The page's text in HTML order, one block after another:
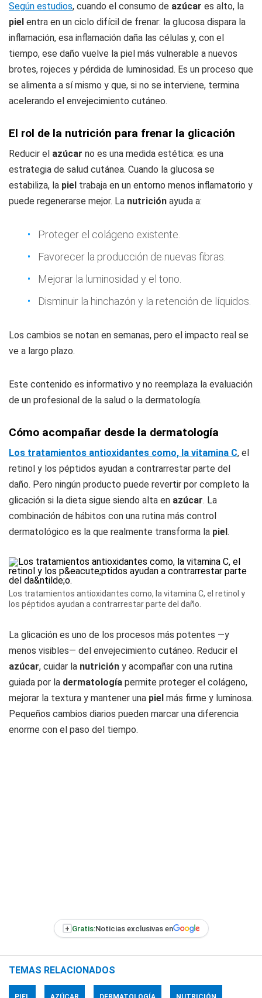
Según estudios, cuando el consumo de azúcar es alto, la
piel entra en un ciclo difícil de frenar: la glucosa dispara la
inflamación, esa inflamación daña las células y, con el
tiempo, ese daño vuelve la piel más vulnerable a nuevos
brotes, rojeces y pérdida de luminosidad. Es un proceso que
se alimenta a sí mismo y que, si no se interviene, termina
acelerando el envejecimiento cutáneo.
El rol de la nutrición para frenar la glicación
Reducir el azúcar no es una medida estética: es una
estrategia de salud cutánea. Cuando la glucosa se
estabiliza, la piel trabaja en un entorno menos inflamatorio y
puede regenerarse mejor. La nutrición ayuda a:
Proteger el colágeno existente.
Favorecer la producción de nuevas fibras.
Mejorar la luminosidad y el tono.
Disminuir la hinchazón y la retención de líquidos.
Los cambios se notan en semanas, pero el impacto real se
ve a largo plazo.
Este contenido es informativo y no reemplaza la evaluación
de un profesional de la salud o la dermatología.
Cómo acompañar desde la dermatología
Los tratamientos antioxidantes como, la vitamina C, el
retinol y los péptidos ayudan a contrarrestar parte del
daño. Pero ningún producto puede revertir por completo la
glicación si la dieta sigue siendo alta en azúcar. La
combinación de hábitos con una rutina más control
dermatológico es la que realmente transforma la piel.
Los tratamientos antioxidantes como, la vitamina C, el retinol y
los péptidos ayudan a contrarrestar parte del daño.
La glicación es uno de los procesos más potentes —y
menos visibles— del envejecimiento cutáneo. Reducir el
azúcar, cuidar la nutrición y acompañar con una rutina
guiada por la dermatología permite proteger el colágeno,
mejorar la textura y mantener una piel más firme y luminosa.
Pequeños cambios diarios pueden marcar una diferencia
enorme con el paso del tiempo.
+ Gratis:Noticias exclusivas en
TEMAS RELACIONADOS